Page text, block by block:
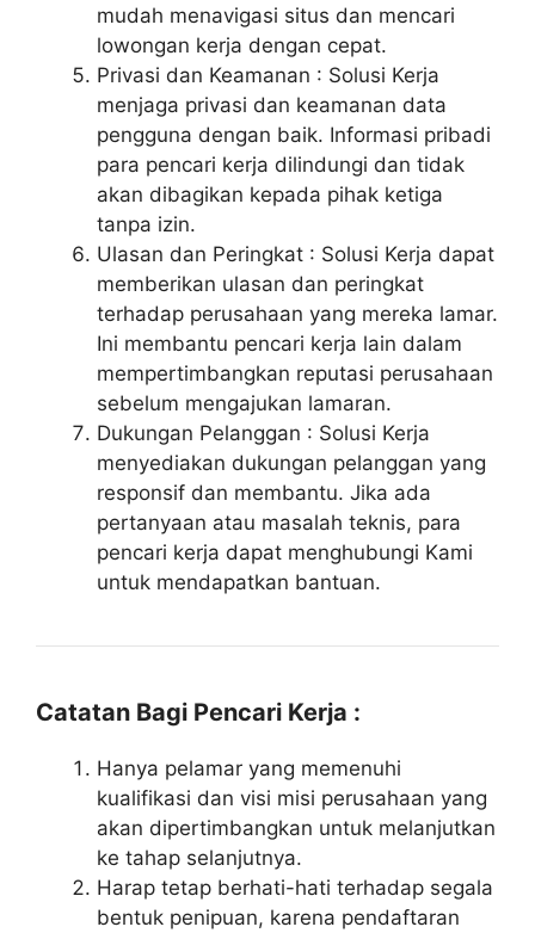
mudah menavigasi situs dan mencari
lowongan kerja dengan cepat.
Privasi dan Keamanan : Solusi Kerja
menjaga privasi dan keamanan data
pengguna dengan baik. Informasi pribadi
para pencari kerja dilindungi dan tidak
akan dibagikan kepada pihak ketiga
tanpa izin.
Ulasan dan Peringkat : Solusi Kerja dapat
memberikan ulasan dan peringkat
terhadap perusahaan yang mereka lamar.
Ini membantu pencari kerja lain dalam
mempertimbangkan reputasi perusahaan
sebelum mengajukan lamaran.
Dukungan Pelanggan : Solusi Kerja
menyediakan dukungan pelanggan yang
responsif dan membantu. Jika ada
pertanyaan atau masalah teknis, para
pencari kerja dapat menghubungi Kami
untuk mendapatkan bantuan.
Catatan Bagi Pencari Kerja :
Hanya pelamar yang memenuhi
kualifikasi dan visi misi perusahaan yang
akan dipertimbangkan untuk melanjutkan
ke tahap selanjutnya.
Harap tetap berhati-hati terhadap segala
bentuk penipuan, karena pendaftaran